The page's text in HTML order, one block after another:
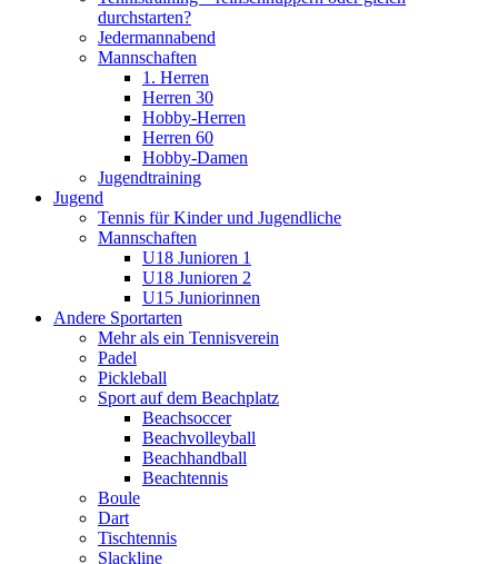
durchstarten?
Jedermannabend
Mannschaften
1. Herren
Herren 30
Hobby-Herren
Herren 60
Hobby-Damen
Jugendtraining
Jugend
Tennis für Kinder und Jugendliche
Mannschaften
U18 Junioren 1
U18 Junioren 2
U15 Juniorinnen
Andere Sportarten
Mehr als ein Tennisverein
Padel
Pickleball
Sport auf dem Beachplatz
Beachsoccer
Beachvolleyball
Beachhandball
Beachtennis
Boule
Dart
Tischtennis
Slackline